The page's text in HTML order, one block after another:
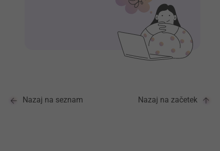
Nazaj na seznam Nazaj na začetek